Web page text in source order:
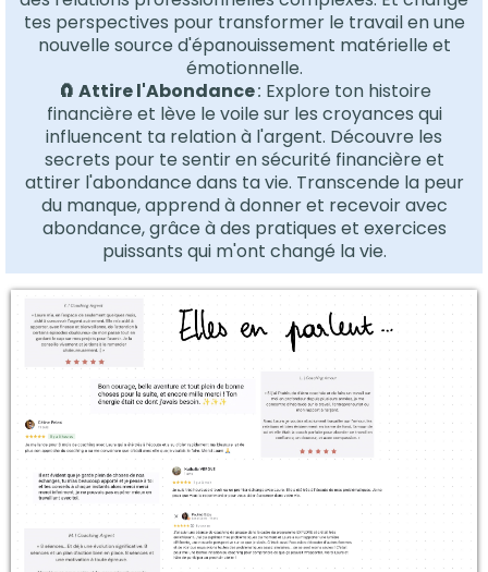
tes perspectives pour transformer le travail en une
nouvelle source d'épanouissement matérielle et
émotionnelle.
​🧲 Attire l'Abondance: Explore ton histoire
financière et lève le voile sur les croyances qui
influencent ta relation à l'argent. Découvre les
secrets pour te sentir en sécurité financière et
attirer l'abondance dans ta vie. Transcende la peur
du manque, apprend à donner et recevoir avec
abondance, grâce à des pratiques et exercices
puissants qui m'ont changé la vie.